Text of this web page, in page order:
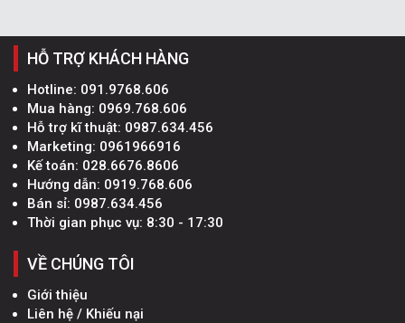
HỖ TRỢ KHÁCH HÀNG
Hotline: 091.9768.606
Mua hàng: 0969.768.606
Hỗ trợ kĩ thuật: 0987.634.456
Marketing: 0961966916
Kế toán: 028.6676.8606
Hướng dẫn: 0919.768.606
Bán sỉ: 0987.634.456
Thời gian phục vụ: 8:30 - 17:30
VỀ CHÚNG TÔI
Giới thiệu
Liên hệ / Khiếu nại